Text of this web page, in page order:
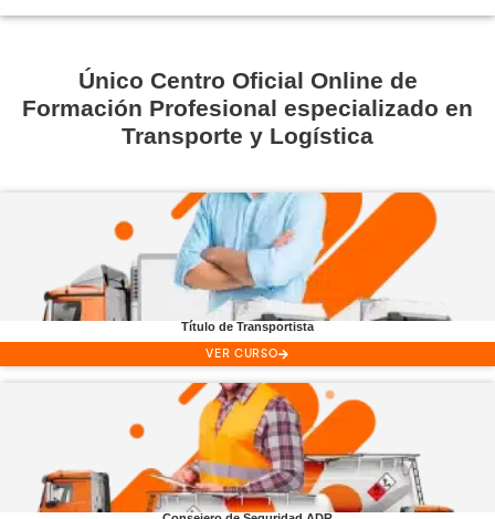
Años
+200.000
Alumnos Formados
Único Centro Oficial
Formación Profesional
Transporte y Logística